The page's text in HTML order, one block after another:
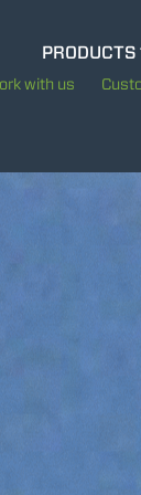
PRODUCTS
with us